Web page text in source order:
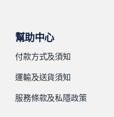
幫助中心
付款方式及須知
運輸及送貨須知
服務條款及私隱政策